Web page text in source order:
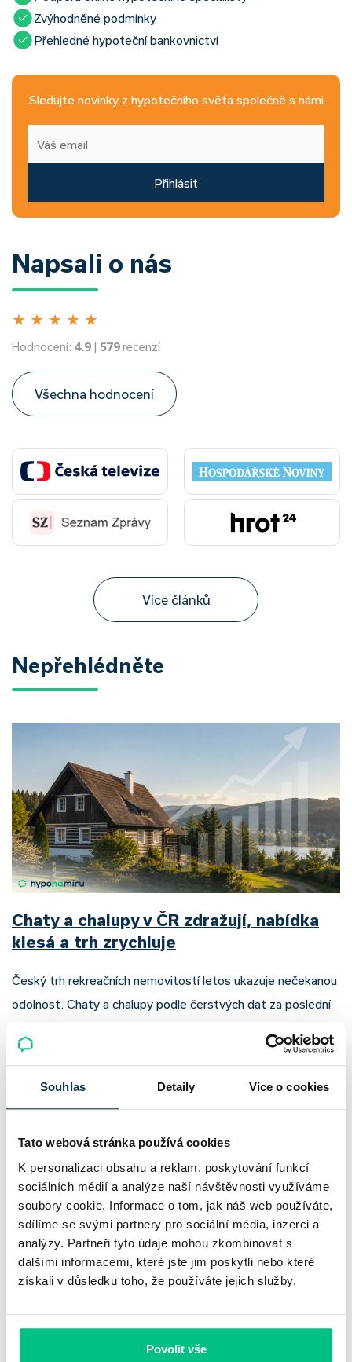
Souhlas Detaily Více o cookies
Tato webová stránka používá cookies
K personalizaci obsahu a reklam, poskytování funkcí
sociálních médií a analýze naší návštěvnosti využíváme
soubory cookie. Informace o tom, jak náš web používáte,
sdílíme se svými partnery pro sociální média, inzerci a
analýzy. Partneři tyto údaje mohou zkombinovat s
dalšími informacemi, které jste jim poskytli nebo které
získali v důsledku toho, že používáte jejich služby.
Povolit vše
Zvýhodněné podmínky
Přehledné hypoteční bankovnictví
Sledujte novinky z hypotečního světa společně s námi
Přihlásit
Napsali o nás
★ ★ ★ ★ ★
Hodnocení: 4.9 | 579recenzí
Všechna hodnocení
Více článků
Nepřehlédněte
Chaty a chalupy v ČR zdražují, nabídka
klesá a trh zrychluje
Český trh rekreačních nemovitostí letos ukazuje nečekanou
odolnost. Chaty a chalupy podle čerstvých dat za poslední
a prodejní tempo…
hypotéky, zatímco Raiffeisenbank
prodloužila slevu do 6.9.2026